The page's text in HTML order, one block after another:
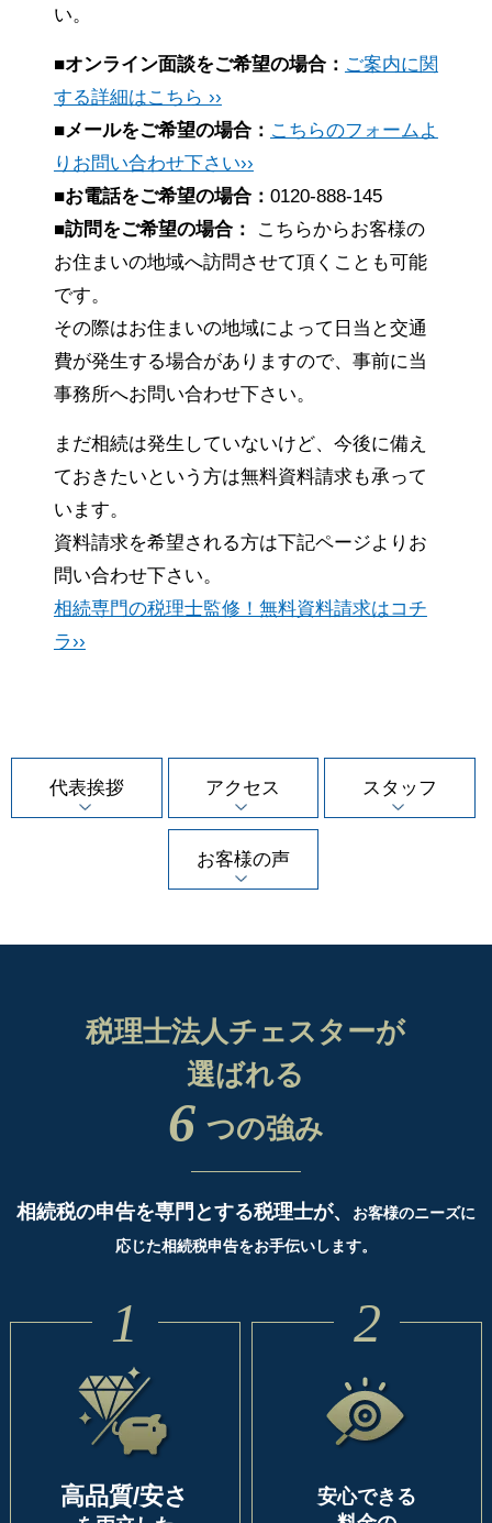
い。
■オンライン面談をご希望の場合： ご案内に関
する詳細はこちら ››
■メールをご希望の場合： こちらのフォームよ
りお問い合わせ下さい››
■お電話をご希望の場合： 0120-888-145
■訪問をご希望の場合：
こちらからお客様の
お住まいの地域へ訪問させて頂くことも可能
です。
その際はお住まいの地域によって日当と交通
費が発生する場合がありますので、事前に当
事務所へお問い合わせ下さい。
まだ相続は発生していないけど、今後に備え
ておきたいという方は無料資料請求も承って
います。
資料請求を希望される方は下記ページよりお
問い合わせ下さい。
相続専門の税理士監修！無料資料請求はコチ
ラ››
代表挨拶 アクセス スタッフ
お客様の声
税理士法人チェスターが
選ばれる
6 つの強み
相続税の申告を専門とする税理士が、
お客様のニーズに
応じた相続税申告をお手伝いします。
1
高品質/安さ
2
安心できる